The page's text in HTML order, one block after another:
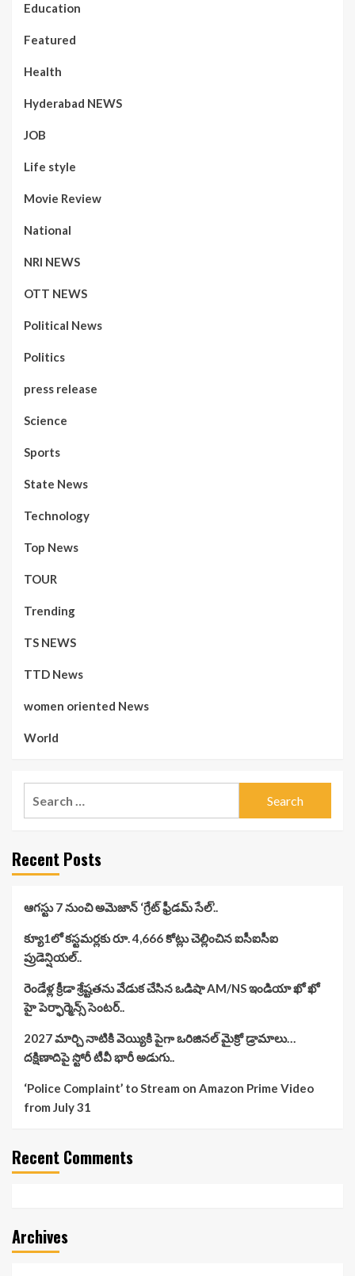
Education
Featured
Health
Hyderabad NEWS
JOB
Life style
Movie Review
National
NRI NEWS
OTT NEWS
Political News
Politics
press release
Science
Sports
State News
Technology
Top News
TOUR
Trending
TS NEWS
TTD News
women oriented News
World
Recent Posts
ఆగస్టు 7 నుంచి అమెజాన్ ‘గ్రేట్ ఫ్రీడమ్ సేల్’..
క్యూ1లో కస్టమర్లకు రూ. 4,666 కోట్లు చెల్లించిన ఐసీఐసీఐ
ప్రుడెన్షియల్..
రెండేళ్ల క్రీడా శ్రేష్టతను వేడుక చేసిన ఒడిషా AM/NS ఇండియా ఖో ఖో
హై పెర్ఫార్మెన్స్ సెంటర్..
2027 మార్చి నాటికి వెయ్యికి పైగా ఒరిజినల్ మైక్రో డ్రామాలు…
దక్షిణాదిపై స్టోరీ టీవీ భారీ అడుగు..
‘Police Complaint’ to Stream on Amazon Prime Video
from July 31
Recent Comments
Archives